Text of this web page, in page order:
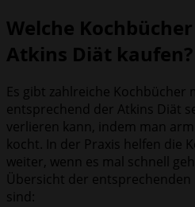
Welche
Atkins Diät kaufen?
Es gibt zahlreiche Kochbücher
entsprechend der Atkins Diät
verlieren kann, indem man
kocht. In der Praxis helfen die
weiter, wenn es mal schnell
Übersicht der
sind: